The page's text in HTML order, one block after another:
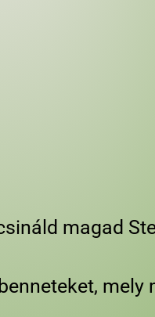
magad
mely